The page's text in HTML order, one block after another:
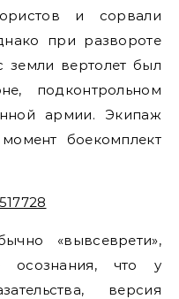
и сорвали
при развороте
земли вертолет был
подконтрольном
армии. Экипаж
боекомплект
«вывсеврети»,
осознания, что у
версия